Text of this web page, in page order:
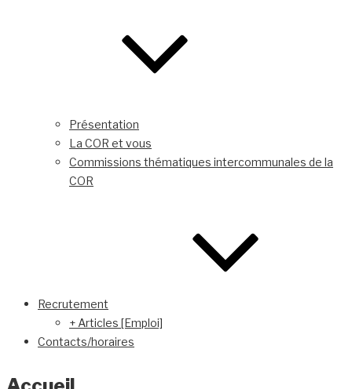
Présentation
La COR et vous
Commissions thématiques intercommunales de la
COR
Recrutement
+ Articles [Emploi]
Contacts/horaires